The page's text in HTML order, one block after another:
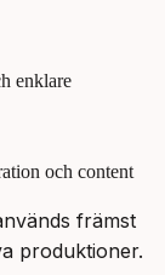
enklare
och content
främst
produktioner.